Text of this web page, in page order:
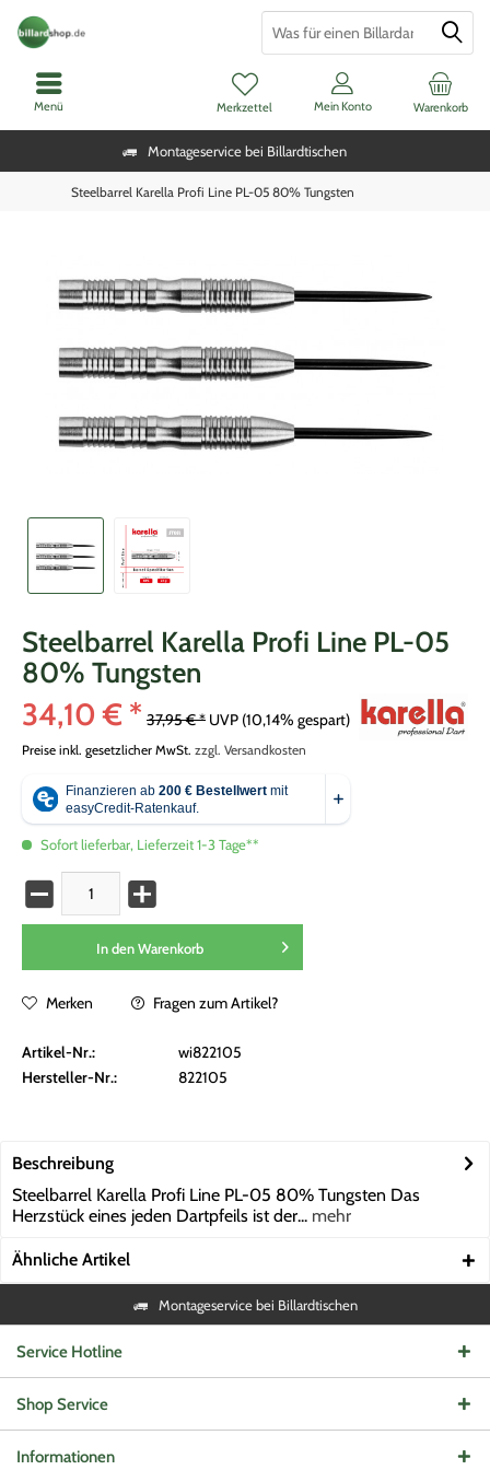
Montageservice bei Billardtischen
Warenkorb
Merkzettel Mein Konto
Menü
Steelbarrel Karella Profi Line PL-05 80% Tungsten
Steelbarrel Karella Profi Line PL-05
80% Tungsten
34,10 € * 37,95 € * UVP (10,14% gespart)
Preise inkl. gesetzlicher MwSt. zzgl. Versandkosten
Sofort lieferbar, Lieferzeit 1-3 Tage**
In den Warenkorb
Merken Fragen zum Artikel?
Artikel-Nr.:
wi822105
Hersteller-Nr.:
822105
Beschreibung
Steelbarrel Karella Profi Line PL-05 80% Tungsten Das
Herzstück eines jeden Dartpfeils ist der... mehr
Ähnliche Artikel
Montageservice bei Billardtischen
Service Hotline
Shop Service
Informationen